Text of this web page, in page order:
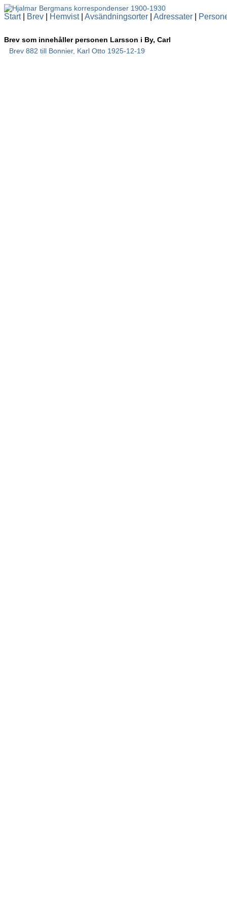
Start| Brev Hemvist| Avsändningsorter Adressater
Brev som innehåller personen Larsson i By, Carl
Brev 882 till Bonnier, Karl Otto 1925-12-19